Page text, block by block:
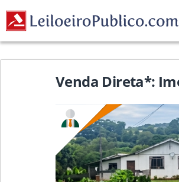
Venda Direta*: